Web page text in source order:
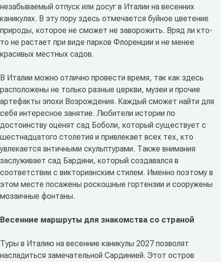
незабываемый отпуск или досуг в Италии на весенних
каникулах. В эту пору здесь отмечается буйное цветение
природы, которое не сможет не заворожить. Вряд ли кто-
то не растает при виде парков Флоренции и не менее
красивых местных садов.
В Италии можно отлично провести время, так как здесь
расположены не только разные церкви, музеи и прочие
артефакты эпохи Возрождения. Каждый сможет найти для
себя интересное занятие. Любители истории по
достоинству оценят сад Боболи, который существует с
шестнадцатого столетия и привлекает всех тех, кто
увлекается античными скульптурами. Также внимания
заслуживает сад Бардини, который создавался в
соответствии с викторианским стилем. Именно поэтому в
этом месте посажены роскошные гортензии и сооружены
мозаичные фонтаны.
Весенние маршруты для знакомства со страной
Туры в Италию на весенние каникулы 2027 позволят
насладиться замечательной Сардинией. Этот остров